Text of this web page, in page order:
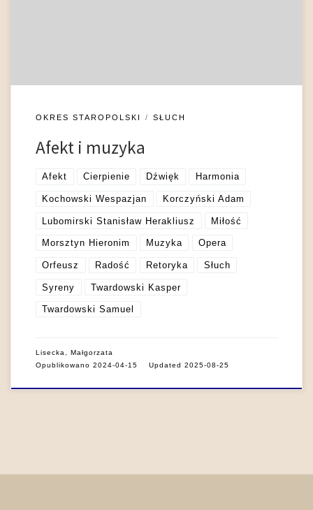
OKRES STAROPOLSKI SŁUCH
Afekt i muzyka
Afekt Cierpienie Dźwięk Harmonia
Kochowski Wespazjan Korczyński Adam
Lubomirski Stanisław Herakliusz Miłość
Morsztyn Hieronim Muzyka Opera
Orfeusz Radość Retoryka Słuch
Syreny Twardowski Kasper
Twardowski Samuel
Lisecka, Małgorzata
Opublikowano 2024-04-15 Updated 2025-08-25